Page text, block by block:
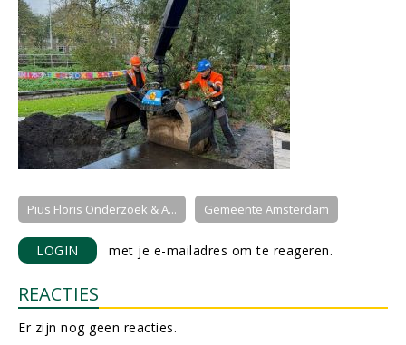
Pius Floris Onderzoek & A... Gemeente Amsterdam
LOGIN met je e-mailadres om te reageren.
REACTIES
Er zijn nog geen reacties.